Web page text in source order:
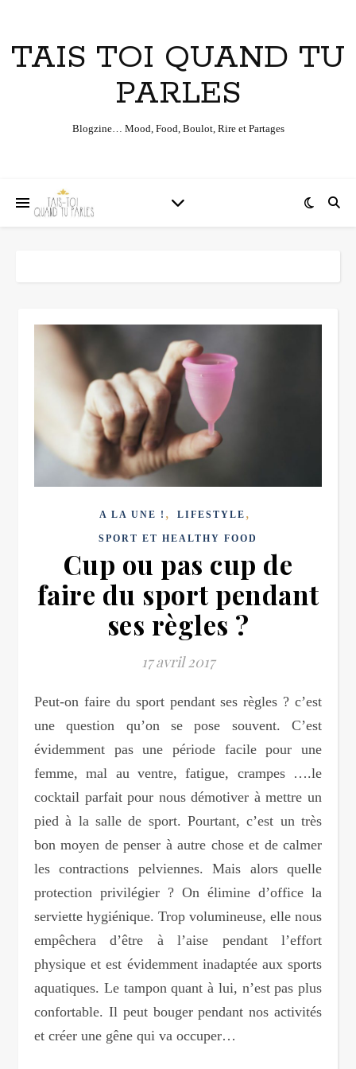
TAIS TOI QUAND TU
PARLES
Blogzine… Mood, Food, Boulot, Rire et Partages
A LA UNE ! , LIFESTYLE ,
SPORT ET HEALTHY FOOD
Cup ou pas cup de
faire du sport pendant
ses règles ?
17 avril 2017
Peut-on faire du sport pendant ses règles ? c’est
une question qu’on se pose souvent. C’est
évidemment pas une période facile pour une
femme, mal au ventre, fatigue, crampes ….le
cocktail parfait pour nous démotiver à mettre un
pied à la salle de sport. Pourtant, c’est un très
bon moyen de penser à autre chose et de calmer
les contractions pelviennes. Mais alors quelle
protection privilégier ? On élimine d’office la
serviette hygiénique. Trop volumineuse, elle nous
empêchera d’être à l’aise pendant l’effort
physique et est évidemment inadaptée aux sports
aquatiques. Le tampon quant à lui, n’est pas plus
confortable. Il peut bouger pendant nos activités
et créer une gêne qui va occuper…